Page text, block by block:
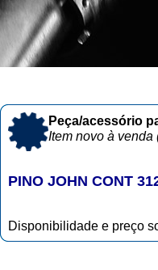
Peça/acessório
Item novo à venda
PINO JOHN CONT
Disponibilidade e preço